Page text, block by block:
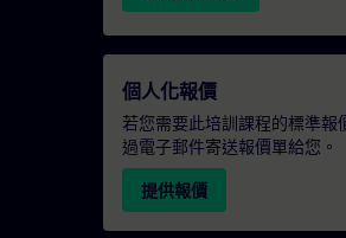
個人化報價
若您需要此培訓課程的標準
過電子郵件寄送報價單給您。
提供報價